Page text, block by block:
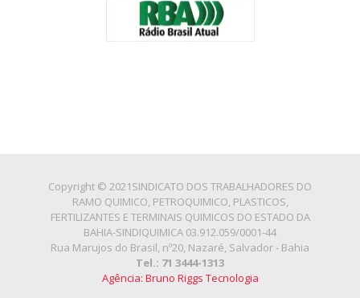
Copyright © 2021SINDICATO DOS TRABALHADORES DO
RAMO QUIMICO, PETROQUIMICO, PLASTICOS,
FERTILIZANTES E TERMINAIS QUIMICOS DO ESTADO DA
BAHIA-SINDIQUIMICA 03.912.059/0001-44
Rua Marujos do Brasil, nº20, Nazaré, Salvador - Bahia
Tel.: 71 3444-1313
Agência: Bruno Riggs Tecnologia